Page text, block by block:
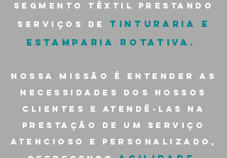
segmento têxtil prestando
serviços de tinturaria e
estamparia rotativa.
Nossa missão é entender as
necessidades dos nossos
clientes e atendê-las na
prestação de um serviço
atencioso e personalizado,